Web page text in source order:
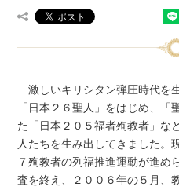
激しいキリシタン弾圧時代を
「日本２６聖人」をはじめ、「
た「日本２０５福者殉教者」な
人たちを生み出してきました。
７殉教者の列福推進運動が進め
査を終え、２００６年の５月、